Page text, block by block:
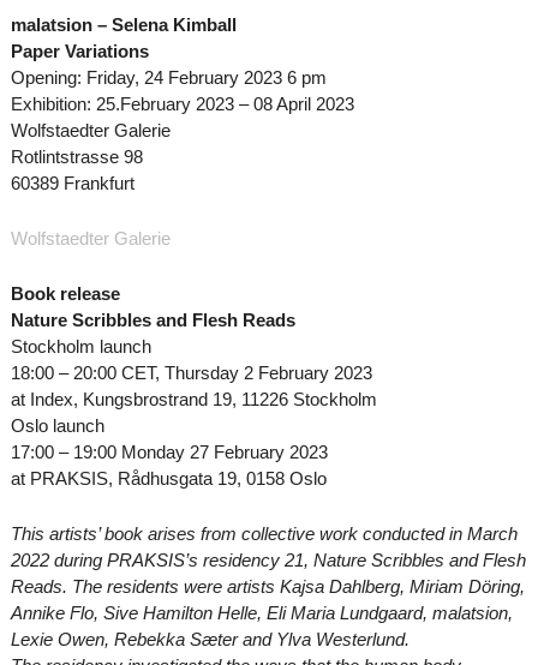
malatsion – Selena Kimball
Paper Variations
Opening: Friday, 24 February 2023 6 pm
Exhibition: 25.February 2023 – 08 April 2023
Wolfstaedter Galerie
Rotlintstrasse 98
60389 Frankfurt
Wolfstaedter Galerie
Book release
Nature Scribbles and Flesh Reads
Stockholm launch
18:00 – 20:00 CET, Thursday 2 February 2023
at Index, Kungsbrostrand 19, 11226 Stockholm
Oslo launch
17:00 – 19:00 Monday 27 February 2023
at PRAKSIS, Rådhusgata 19, 0158 Oslo
This artists’ book arises from collective work conducted in March
2022 during PRAKSIS’s residency 21, Nature Scribbles and Flesh
Reads. The residents were artists Kajsa Dahlberg, Miriam Döring,
Annike Flo, Sive Hamilton Helle, Eli Maria Lundgaard, malatsion,
Lexie Owen, Rebekka Sæter and Ylva Westerlund.